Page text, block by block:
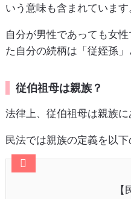
いう意味も含まれています
自分が男性であっても女
た自分の続柄は「従姪孫」
従伯祖母は親族？
法律上、従伯祖母は親族に
民法では親族の定義を以下
【